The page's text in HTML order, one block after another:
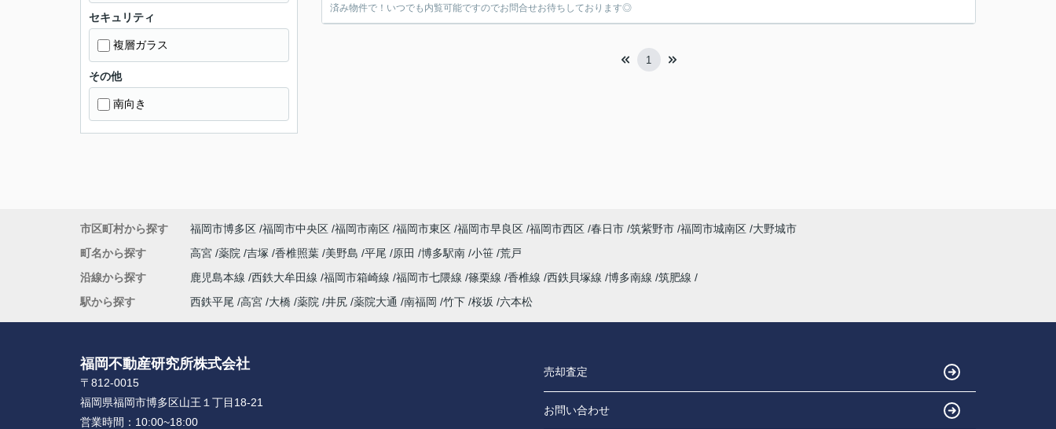
済み物件で！いつでも内覧可能ですのでお問合せお待ちしております◎
1
セキュリティ
複層ガラス
その他
南向き
市区町村から探す 福岡市博多区 福岡市中央区 福岡市南区 福岡市東区 福岡市早良区 福岡市西区 春日市 筑紫野市 福岡市城南区 大野城市
町名から探す
高宮 薬院 吉塚 香椎照葉 美野島 平尾 原田 博多駅南 小笹 荒戸
沿線から探す
鹿児島本線 西鉄大牟田線 福岡市箱崎線 福岡市七隈線 篠栗線 香椎線 西鉄貝塚線 博多南線 筑肥線
駅から探す
西鉄平尾 高宮 大橋 薬院 井尻 薬院大通 南福岡 竹下 桜坂 六本松
福岡不動産研究所株式会社
〒812-0015
福岡県福岡市博多区山王１丁目18-21
営業時間： 10:00~18:00
売却査定
お問い合わせ